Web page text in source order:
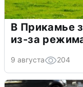
В Прикамье
из-за
9 августа 204